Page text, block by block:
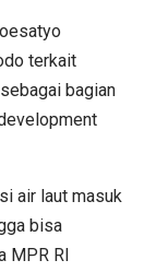
terkait
bagian
air laut masuk
bisa
MPR RI